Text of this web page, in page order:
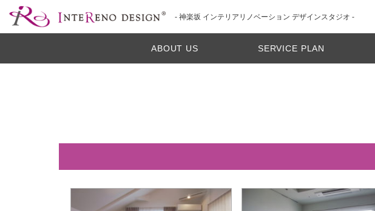
- 神楽坂 インテリアリノベーション デザインスタジオ -
ABOUT US SERVICE PLAN